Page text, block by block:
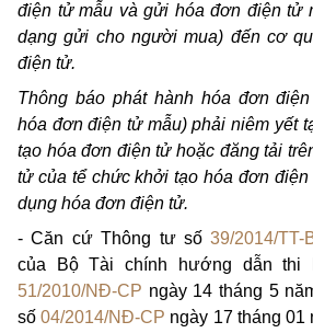
điện tử mẫu và gửi hóa đơn điện tử
dạng gửi cho người mua) đến cơ
điện tử.
Thông báo phát hành hóa đơn
hóa đơn điện tử mẫu) phải niêm yết
tạo hóa đơn điện tử hoặc đăng tải
tử của tể chức khởi tạo hóa đơn
dụng hóa đơn điện tử.
- Căn cứ Thông tư số39/2014/TT-
của Bộ Tài chính hướng dẫn thi
51/2010/NĐ-CP ngày 14 tháng 5
số04/2014/NĐ-CP ngày 17 tháng 01